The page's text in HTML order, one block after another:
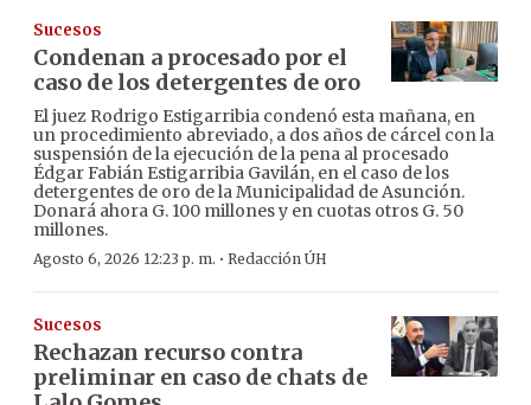
Sucesos
Condenan a procesado por el
caso de los detergentes de oro
El juez Rodrigo Estigarribia condenó esta mañana, en
un procedimiento abreviado, a dos años de cárcel con la
suspensión de la ejecución de la pena al procesado
Édgar Fabián Estigarribia Gavilán, en el caso de los
detergentes de oro de la Municipalidad de Asunción.
Donará ahora G. 100 millones y en cuotas otros G. 50
millones.
Agosto 6, 2026 12:23 p. m. · Redacción ÚH
Sucesos
Rechazan recurso contra
preliminar en caso de chats de